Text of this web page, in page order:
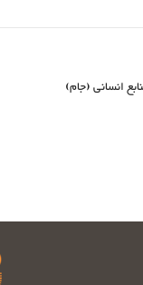
انسانی (جام)